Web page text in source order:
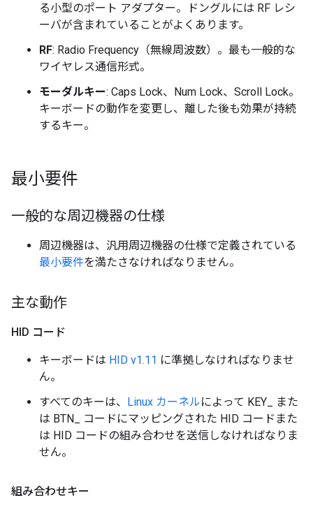
る小型のポート アダプター。ドングルには RF レシ
ーバが含まれていることがよくあります。
RF: Radio Frequency（無線周波数）。最も一般的な
ワイヤレス通信形式。
モーダルキー: Caps Lock、Num Lock、Scroll Lock。
キーボードの動作を変更し、離した後も効果が持続
するキー。
最小要件
一般的な周辺機器の仕様
周辺機器は、汎用周辺機器の仕様で定義されている
最小要件を満たさなければなりません。
主な動作
HID コード
キーボードは HID v1.11 に準拠しなければなりませ
ん。
すべてのキーは、 Linux カーネルによって KEY_ また
は BTN_ コードにマッピングされた HID コードまた
は HID コードの組み合わせを送信しなければなりま
せん。
組み合わせキー